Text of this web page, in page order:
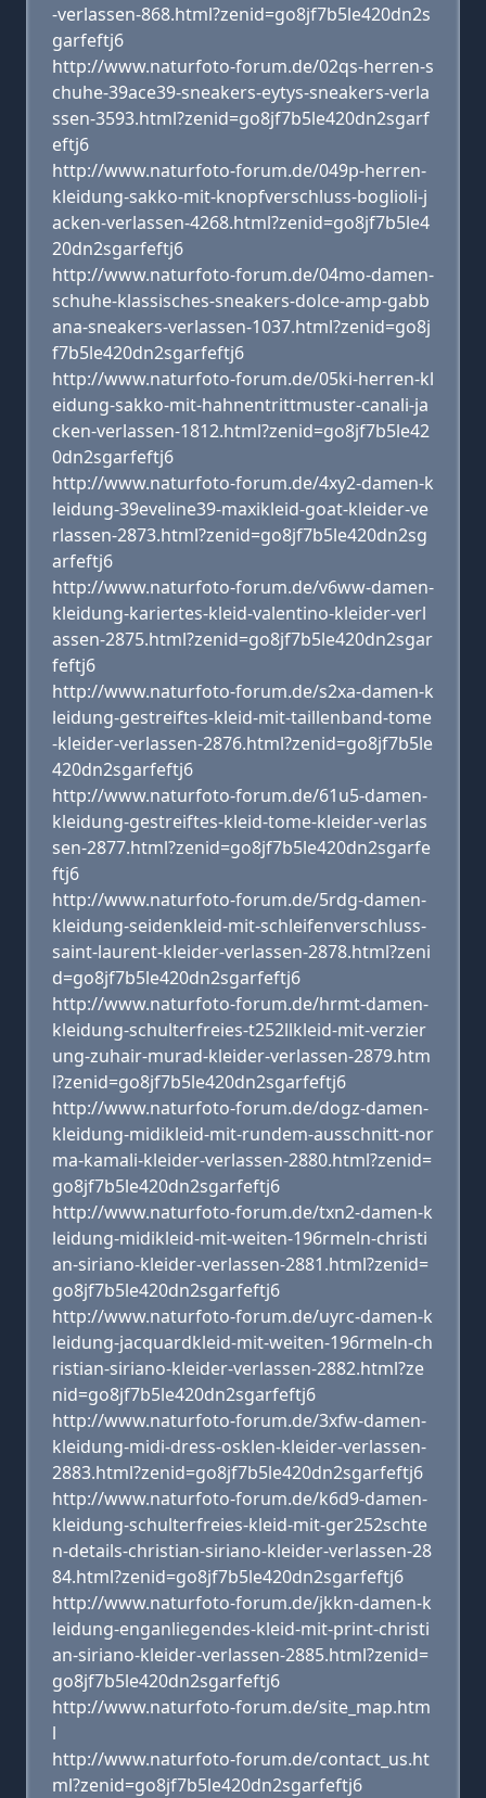
-verlassen-868.html?zenid=go8jf7b5le420dn2s
garfeftj6
http://www.naturfoto-forum.de/02qs-herren-s
chuhe-39ace39-sneakers-eytys-sneakers-verla
ssen-3593.html?zenid=go8jf7b5le420dn2sgarf
eftj6
http://www.naturfoto-forum.de/049p-herren-
kleidung-sakko-mit-knopfverschluss-boglioli-j
acken-verlassen-4268.html?zenid=go8jf7b5le4
20dn2sgarfeftj6
http://www.naturfoto-forum.de/04mo-damen-
schuhe-klassisches-sneakers-dolce-amp-gabb
ana-sneakers-verlassen-1037.html?zenid=go8j
f7b5le420dn2sgarfeftj6
http://www.naturfoto-forum.de/05ki-herren-kl
eidung-sakko-mit-hahnentrittmuster-canali-ja
cken-verlassen-1812.html?zenid=go8jf7b5le42
0dn2sgarfeftj6
http://www.naturfoto-forum.de/4xy2-damen-k
leidung-39eveline39-maxikleid-goat-kleider-ve
rlassen-2873.html?zenid=go8jf7b5le420dn2sg
arfeftj6
http://www.naturfoto-forum.de/v6ww-damen-
kleidung-kariertes-kleid-valentino-kleider-verl
assen-2875.html?zenid=go8jf7b5le420dn2sgar
feftj6
http://www.naturfoto-forum.de/s2xa-damen-k
leidung-gestreiftes-kleid-mit-taillenband-tome
-kleider-verlassen-2876.html?zenid=go8jf7b5le
420dn2sgarfeftj6
http://www.naturfoto-forum.de/61u5-damen-
kleidung-gestreiftes-kleid-tome-kleider-verlas
sen-2877.html?zenid=go8jf7b5le420dn2sgarfe
ftj6
http://www.naturfoto-forum.de/5rdg-damen-
kleidung-seidenkleid-mit-schleifenverschluss-
saint-laurent-kleider-verlassen-2878.html?zeni
d=go8jf7b5le420dn2sgarfeftj6
http://www.naturfoto-forum.de/hrmt-damen-
kleidung-schulterfreies-t252llkleid-mit-verzier
ung-zuhair-murad-kleider-verlassen-2879.htm
l?zenid=go8jf7b5le420dn2sgarfeftj6
http://www.naturfoto-forum.de/dogz-damen-
kleidung-midikleid-mit-rundem-ausschnitt-nor
ma-kamali-kleider-verlassen-2880.html?zenid=
go8jf7b5le420dn2sgarfeftj6
http://www.naturfoto-forum.de/txn2-damen-k
leidung-midikleid-mit-weiten-196rmeln-christi
an-siriano-kleider-verlassen-2881.html?zenid=
go8jf7b5le420dn2sgarfeftj6
http://www.naturfoto-forum.de/uyrc-damen-k
leidung-jacquardkleid-mit-weiten-196rmeln-ch
ristian-siriano-kleider-verlassen-2882.html?ze
nid=go8jf7b5le420dn2sgarfeftj6
http://www.naturfoto-forum.de/3xfw-damen-
kleidung-midi-dress-osklen-kleider-verlassen-
2883.html?zenid=go8jf7b5le420dn2sgarfeftj6
http://www.naturfoto-forum.de/k6d9-damen-
kleidung-schulterfreies-kleid-mit-ger252schte
n-details-christian-siriano-kleider-verlassen-28
84.html?zenid=go8jf7b5le420dn2sgarfeftj6
http://www.naturfoto-forum.de/jkkn-damen-k
leidung-enganliegendes-kleid-mit-print-christi
an-siriano-kleider-verlassen-2885.html?zenid=
go8jf7b5le420dn2sgarfeftj6
http://www.naturfoto-forum.de/site_map.htm
l
http://www.naturfoto-forum.de/contact_us.ht
ml?zenid=go8jf7b5le420dn2sgarfeftj6